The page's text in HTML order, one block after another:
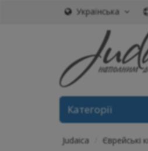
Українська
Категорії
Judaica Єврейські